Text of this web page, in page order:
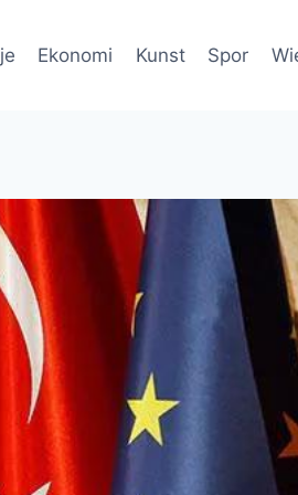
Ekonomi Kunst Spor